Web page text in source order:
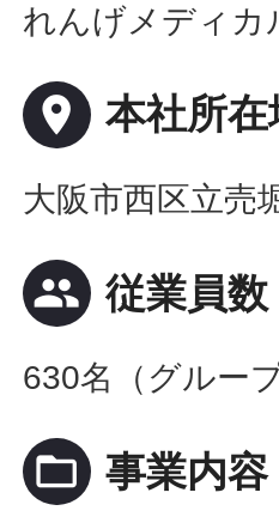
れんげメディカ
place 本社所在
大阪市西区立売
people 従業員数
630名（グルー
folder_open 事業内容